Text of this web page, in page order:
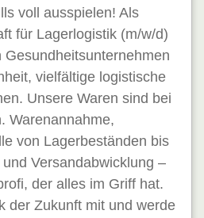
voll ausspielen! Als
für Lagerlogistik (m/w/d)
Gesundheitsunternehmen
vielfältige logistische
Unsere Waren sind bei
Warenannahme,
von Lagerbeständen bis
Versandabwicklung –
der alles im Griff hat.
der Zukunft mit und werde